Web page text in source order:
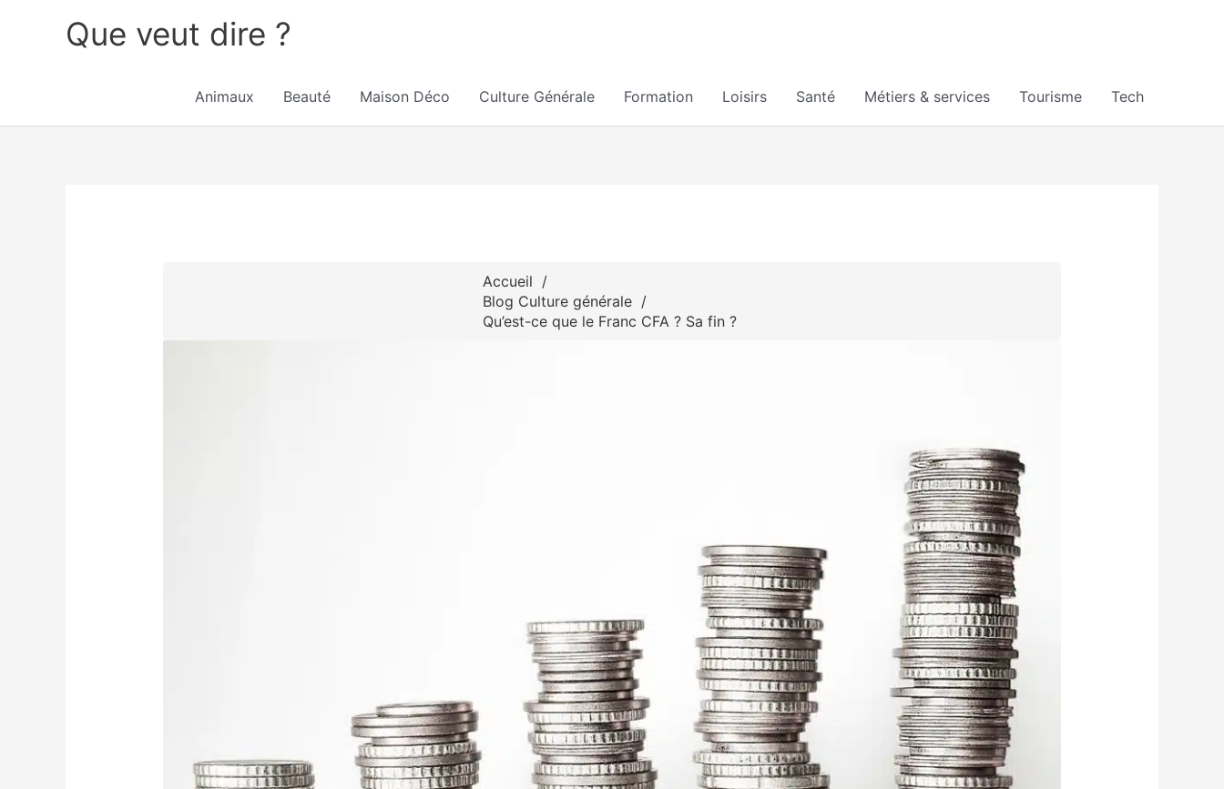
Que veut dire ?
Animaux Beauté Maison Déco Culture Générale Formation Loisirs Santé Métiers & services Tourisme Tech
Accueil
Blog Culture générale
Qu’est-ce que le Franc CFA ? Sa fin ?